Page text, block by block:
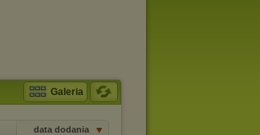
Galeria
data dodania